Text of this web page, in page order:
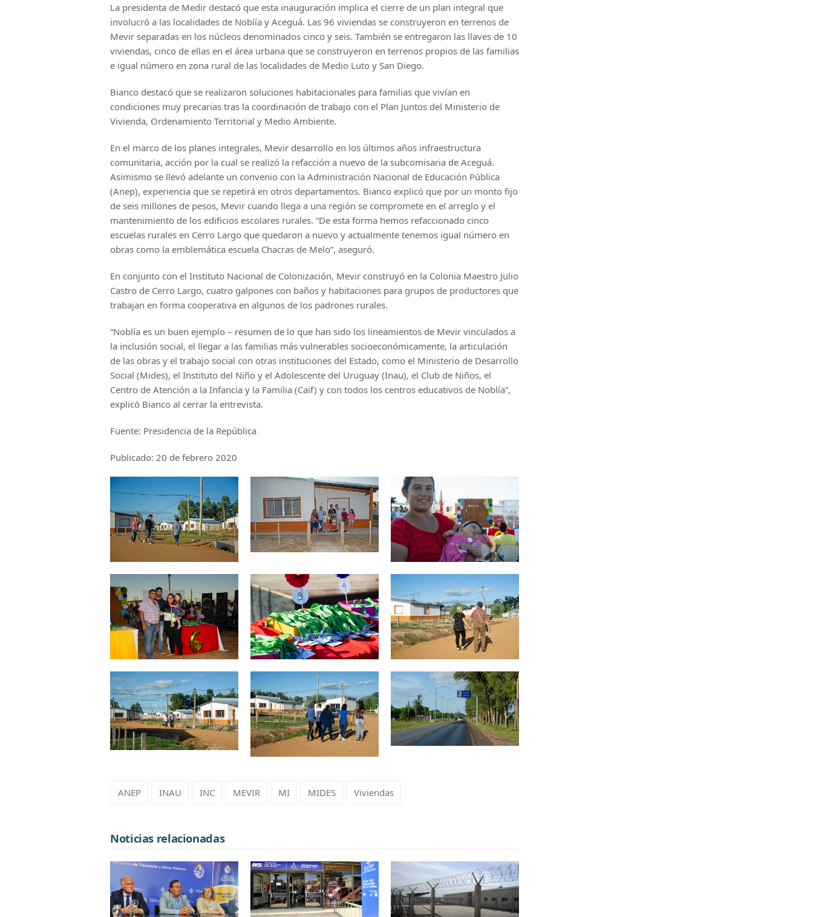
La presidenta de Medir destacó que esta inauguración implica el cierre de un plan integral que
involucró a las localidades de Noblía y Aceguá. Las 96 viviendas se construyeron en terrenos de
Mevir separadas en los núcleos denominados cinco y seis. También se entregaron las llaves de 10
viviendas, cinco de ellas en el área urbana que se construyeron en terrenos propios de las familias
e igual número en zona rural de las localidades de Medio Luto y San Diego.
Bianco destacó que se realizaron soluciones habitacionales para familias que vivían en
condiciones muy precarias tras la coordinación de trabajo con el Plan Juntos del Ministerio de
Vivienda, Ordenamiento Territorial y Medio Ambiente.
En el marco de los planes integrales, Mevir desarrollo en los últimos años infraestructura
comunitaria, acción por la cual se realizó la refacción a nuevo de la subcomisaria de Aceguá.
Asimismo se llevó adelante un convenio con la Administración Nacional de Educación Pública
(Anep), experiencia que se repetirá en otros departamentos. Bianco explicó que por un monto fijo
de seis millones de pesos, Mevir cuando llega a una región se compromete en el arreglo y el
mantenimiento de los edificios escolares rurales. “De esta forma hemos refaccionado cinco
escuelas rurales en Cerro Largo que quedaron a nuevo y actualmente tenemos igual número en
obras como la emblemática escuela Chacras de Melo”, aseguró.
En conjunto con el Instituto Nacional de Colonización, Mevir construyó en la Colonia Maestro Julio
Castro de Cerro Largo, cuatro galpones con baños y habitaciones para grupos de productores que
trabajan en forma cooperativa en algunos de los padrones rurales.
“Noblía es un buen ejemplo – resumen de lo que han sido los lineamientos de Mevir vinculados a
la inclusión social, el llegar a las familias más vulnerables socioeconómicamente, la articulación
de las obras y el trabajo social con otras instituciones del Estado, como el Ministerio de Desarrollo
Social (Mides), el Instituto del Niño y el Adolescente del Uruguay (Inau), el Club de Niños, el
Centro de Atención a la Infancia y la Familia (Caif) y con todos los centros educativos de Noblía”,
explicó Bianco al cerrar la entrevista.
Fuente: Presidencia de la República
Publicado: 20 de febrero 2020
ANEP INAU INC MEVIR MI MIDES Viviendas
Noticias relacionadas